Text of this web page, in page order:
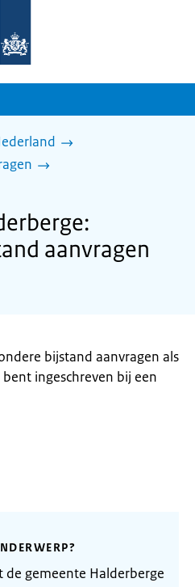
aanvragen
bijstand aanvragen als
ingeschreven bij een
de gemeente Halderberge